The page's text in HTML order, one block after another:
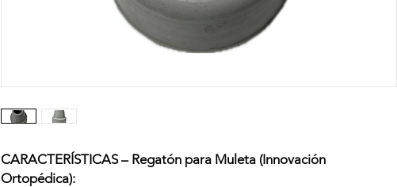
CARACTERÍSTICAS – Regatón para Muleta (Innovación
Ortopédica):